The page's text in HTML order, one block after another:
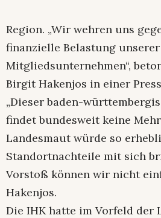
Region. „Wir wehren uns
finanzielle Belastung unserer
Mitgliedsunternehmen“,
Birgit Hakenjos in einer
„Dieser baden-
findet bundesweit keine
Landesmaut würde so
Standortnachteile mit sich
Vorstoß können wir nicht
Hakenjos.
Die IHK hatte im Vorfeld der